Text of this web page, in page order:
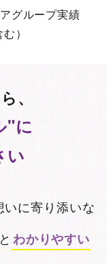
グループ実績
）
、
"に
い
に寄り添いな
と わかりやすい